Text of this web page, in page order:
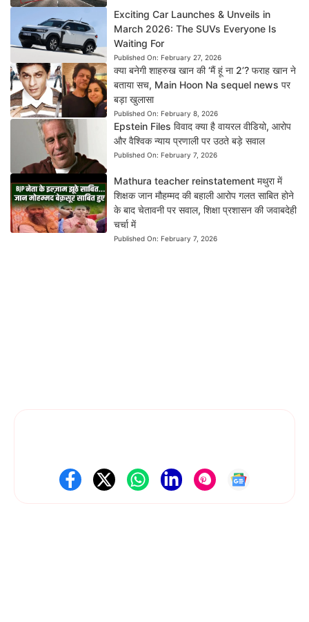
Exciting Car Launches & Unveils in
March 2026: The SUVs Everyone Is
Waiting For
Published On: February 27, 2026
क्या बनेगी शाहरुख खान की ‘मैं हूं ना 2’? फराह खान ने
बताया सच, Main Hoon Na sequel news पर
बड़ा खुलासा
Published On: February 8, 2026
Epstein Files विवाद क्या है वायरल वीडियो, आरोप
और वैश्विक न्याय प्रणाली पर उठते बड़े सवाल
Published On: February 7, 2026
Mathura teacher reinstatement मथुरा में
शिक्षक जान मौहम्मद की बहाली आरोप गलत साबित होने
के बाद चेतावनी पर सवाल, शिक्षा प्रशासन की जवाबदेही
चर्चा में
Published On: February 7, 2026